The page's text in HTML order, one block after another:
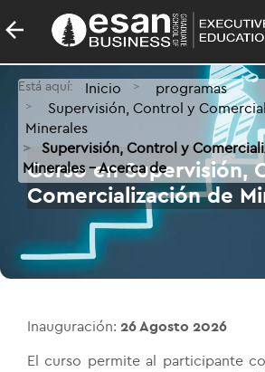
Está aquí: Inicio
programas
Supervisión, Control y
Minerales
Supervisión, Control y
Minerales - Acerca de
Curso en Supervisión,
Comercialización de
Inauguración: 26 Agosto 2026
El curso permite al participante